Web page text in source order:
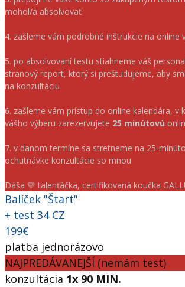
mohol/a absolvovať
4. ⁠zašleme vám podrobné inštrukcie na online
5. ⁠po absolvovaní testu stiahneme váš
stranový report, ktorý si preštudujeme, aby
na konzultáciu
6. zašleme vám prístup do online kalendára, v
vášho výberu zarezervujete 25 minútovú
7. v danom termíne sa stretneme na ⁠25-
ochutnávke konzultácie so mnou
Dáša 💛 talenťáčka, certifikovaná koučka
Balíček "Štart"
+ test 34 CZ
199€
platba jednorázovo
NAJPREDÁVANEJŠÍ (nemám test)
konzultácia 1x 90 MIN.